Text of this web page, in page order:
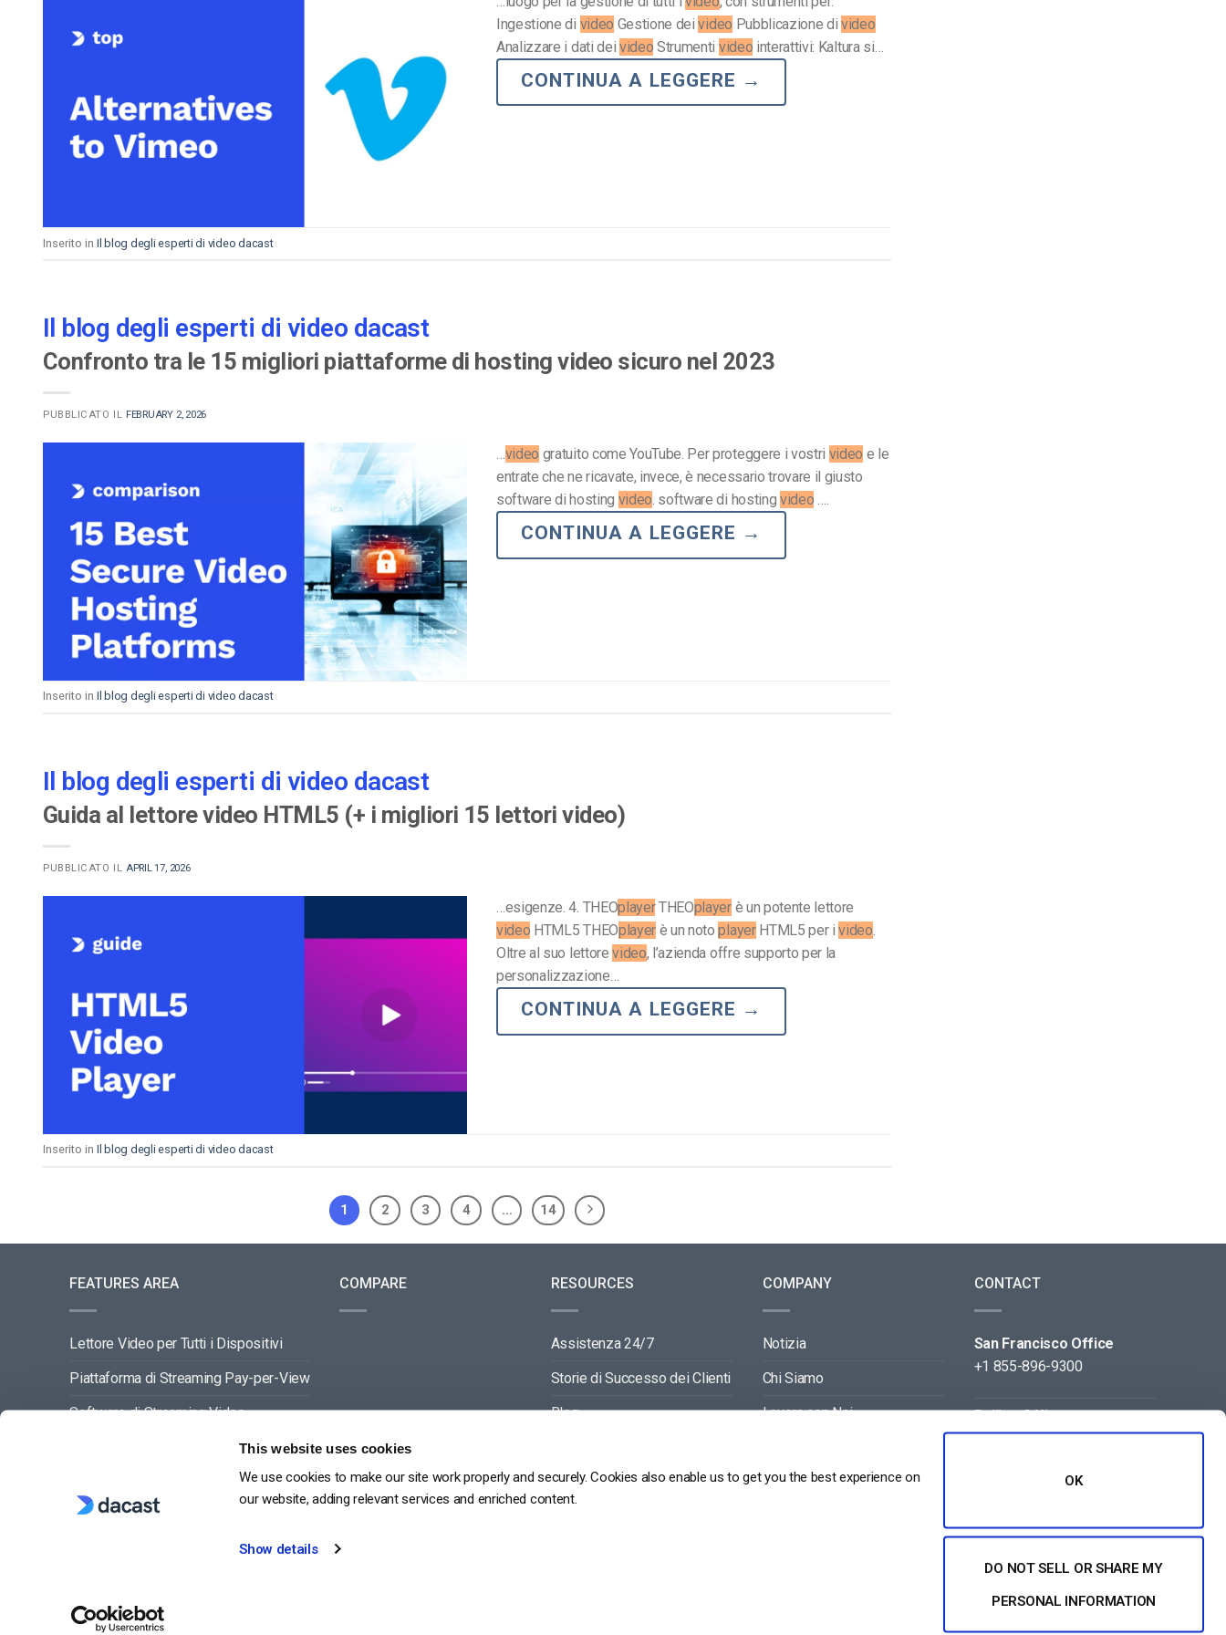
This website uses cookies
We use cookies to make our site work properly and securely. Cookies also enable us to get you the best experience on
our website, adding relevant services and enriched content.
Show details
OK
DO NOT SELL OR SHARE MY
PERSONAL INFORMATION
Ingestione di video Gestione deivideo Pubblicazione divideo
Analizzare i dati dei video Strumenti video interattivi: Kaltura si…
CONTINUA A LEGGERE →
Inserito in Il blog degli esperti di video dacast
Il blog degli esperti di video dacast
Confronto tra le 15 migliori piattaforme di hosting video sicuro nel 2023
PUBBLICATO IL FEBRUARY 2, 2026
…video gratuito come YouTube. Per proteggere i vostri video e le
entrate che ne ricavate, invece, è necessario trovare il giusto
software di hosting video. software di hosting video ….
CONTINUA A LEGGERE →
Inserito in Il blog degli esperti di video dacast
Il blog degli esperti di video dacast
Guida al lettore video HTML5 (+ i migliori 15 lettori video)
PUBBLICATO IL APRIL 17, 2026
…esigenze. 4. THEOplayerTHEOplayerè un potente lettore
video HTML5 THEOplayerè un notoplayerHTML5 per ivideo.
Oltre al suo lettorevideo, l’azienda offre supporto per la
personalizzazione…
CONTINUA A LEGGERE →
Inserito in Il blog degli esperti di video dacast
1 2 3 4 … 14
FEATURES AREA
Lettore Video per Tutti i Dispositivi
Piattaforma di Streaming Pay-per-View
Software di Streaming Video
Gestione dei Contenuti Video
COMPARE RESOURCES
Assistenza 24/7
Storie di Successo dei Clienti
Blog
Player API Documentation
COMPANY
Notizia
Chi Siamo
Lavora con Noi
Partners
CONTACT
San Francisco Office
+1 855-896-9300
Beijing Office
+86 105-123-5043